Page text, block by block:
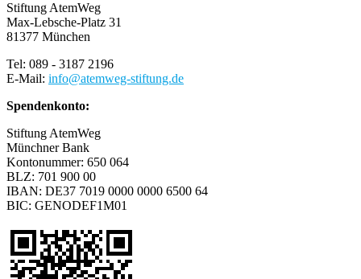
Stiftung AtemWeg
Max-Lebsche-Platz 31
81377 München
Tel: 089 - 3187 2196
E-Mail: info@atemweg-stiftung.de
Spendenkonto:
Stiftung AtemWeg
Münchner Bank
Kontonummer: 650 064
BLZ: 701 900 00
IBAN: DE37 7019 0000 0000 6500 64
BIC: GENODEF1M01